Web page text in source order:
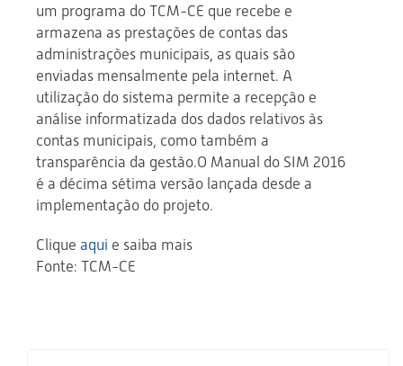
um programa do TCM-CE que recebe e
armazena as prestações de contas das
administrações municipais, as quais são
enviadas mensalmente pela internet. A
utilização do sistema permite a recepção e
análise informatizada dos dados relativos às
contas municipais, como também a
transparência da gestão.O Manual do SIM 2016
é a décima sétima versão lançada desde a
implementação do projeto.
Clique aqui e saiba mais
Fonte: TCM-CE